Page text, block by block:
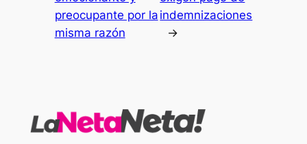
preocupante por la
misma razón
indemnizaciones
→